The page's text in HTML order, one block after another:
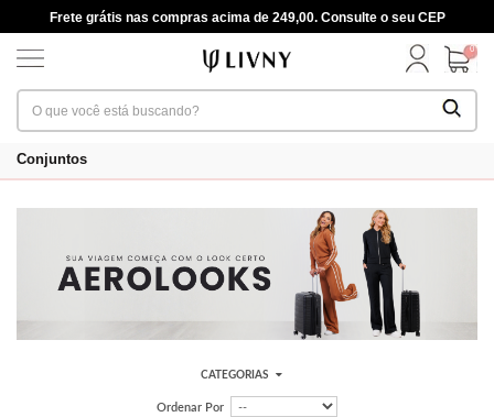
Frete grátis nas compras acima de 249,00. Consulte o seu CEP
0
Conjuntos
CATEGORIAS
Ordenar Por